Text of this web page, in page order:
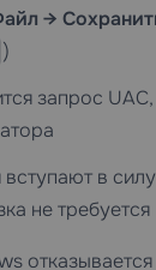
→
)
запрос
в силу
не требуется
отказывается